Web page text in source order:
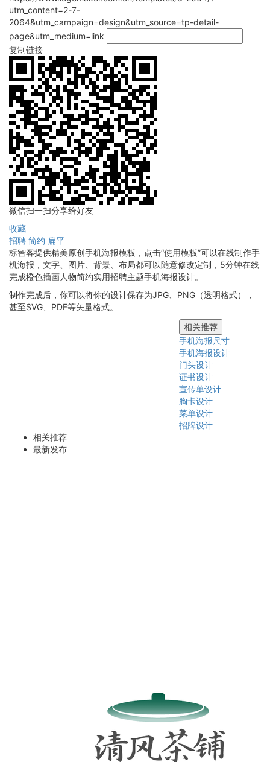
utm_content=2-7-
2064&utm_campaign=design&utm_source=tp-detail-
page&utm_medium=link
复制链接
微信扫一扫分享给好友
收藏
招聘 简约 扁平
标智客提供精美原创手机海报模板，点击“使用模板”可以在线制作手
机海报，文字、图片、背景、布局都可以随意修改定制，5分钟在线
完成橙色插画人物简约实用招聘主题手机海报设计。
制作完成后，你可以将你的设计保存为JPG、PNG（透明格式），
甚至SVG、PDF等矢量格式。
相关推荐
手机海报尺寸
手机海报设计
门头设计
证书设计
宣传单设计
胸卡设计
菜单设计
招牌设计
相关推荐
最新发布